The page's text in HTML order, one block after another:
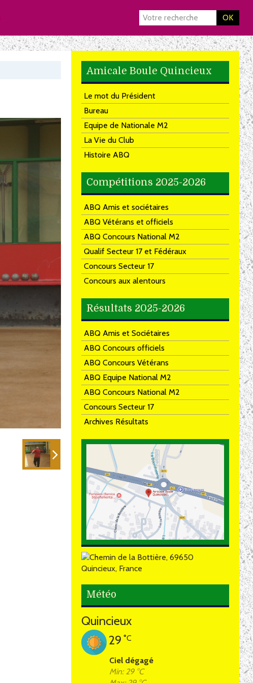
OK
Amicale Boule Quincieux
Le mot du Président
Bureau
Equipe de Nationale M2
La Vie du Club
Histoire ABQ
Compétitions 2025-2026
ABQ Amis et sociétaires
ABQ Vétérans et officiels
ABQ Concours National M2
Qualif Secteur 17 et Fédéraux
Concours Secteur 17
Concours aux alentours
Résultats 2025-2026
ABQ Amis et Sociétaires
ABQ Concours officiels
ABQ Concours Vétérans
ABQ Equipe National M2
ABQ Concours National M2
Concours Secteur 17
Archives Résultats
Météo
Quincieux
29 °C
Ciel dégagé
Min: 29 °C